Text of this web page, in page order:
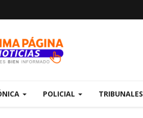
POLICIAL TRIBUNALES